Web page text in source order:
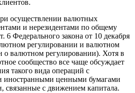
осуществлении валютных
и нерезидентами по общему
6 Федерального закона от 10 декабря
регулировании и валютном
о валютном регулировании). Хотя в
сообщество все чаще обсуждает
такого вида операций с
иностранными ценными бумагами
связанные с движением капитала.